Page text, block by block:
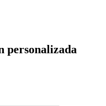
personalizada